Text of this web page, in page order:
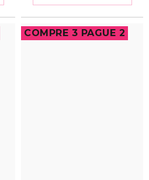
COMPRE 3 PAGUE 2